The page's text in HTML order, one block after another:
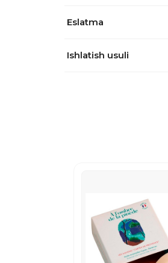
Eslatma
Ishlatish usuli